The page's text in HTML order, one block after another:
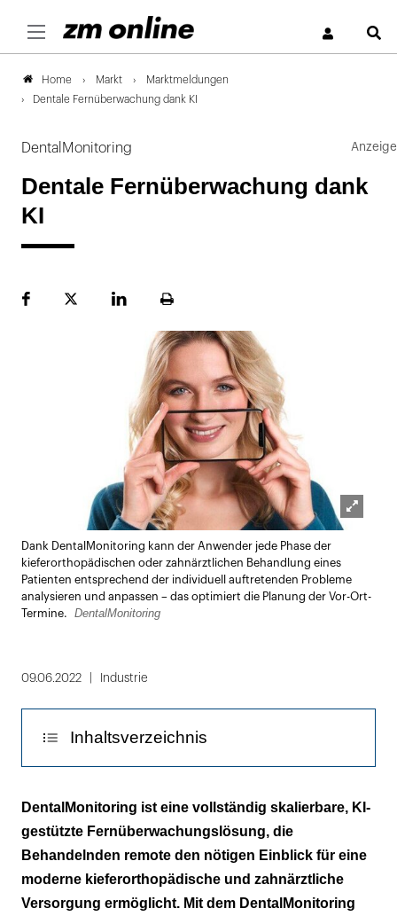
Home Markt
Marktmeldungen
Dentale Fernüberwachung dank KI
DentalMonitoring
Dentale Fernüberwachung dank
KI
FacebookPlattformLinekdInSeite
Lightbox
Dank DentalMonitoring kann der Anwender jede Phase der
kieferorthopädischen oder zahnärztlichen Behandlung eines
Patienten entsprechend der individuell auftretenden Probleme
analysieren und anpassen – das optimiert die Planung der Vor-Ort-
Termine.
DentalMonitoring
09.06.2022 Industrie
Inhaltsverzeichnis
Weltweit einzigartiges System
Effizient für Behandelnde und Patienten
Perfektes Duo: SmileMate und ScanBox Pro
Fazit
DentalMonitoring ist eine vollständig skalierbare, KI-
gestützte Fernüberwachungslösung, die
Behandelnden remote den nötigen Einblick für eine
moderne kieferorthopädische und zahnärztliche
Versorgung ermöglicht. Mit dem DentalMonitoring